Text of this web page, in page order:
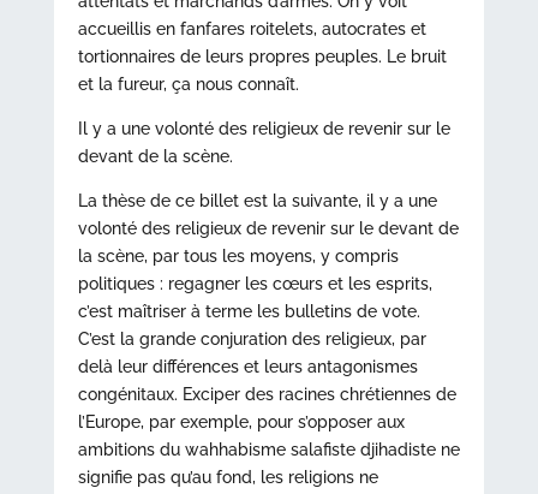
accueillis en fanfares roitelets, autocrates et
tortionnaires de leurs propres peuples. Le bruit
et la fureur, ça nous connaît.
Il y a une volonté des religieux de revenir sur le
devant de la scène.
La thèse de ce billet est la suivante, il y a une
volonté des religieux de revenir sur le devant de
la scène, par tous les moyens, y compris
politiques : regagner les cœurs et les esprits,
c’est maîtriser à terme les bulletins de vote.
C’est la grande conjuration des religieux, par
delà leur différences et leurs antagonismes
congénitaux. Exciper des racines chrétiennes de
l’Europe, par exemple, pour s’opposer aux
ambitions du wahhabisme salafiste djihadiste ne
signifie pas qu’au fond, les religions ne